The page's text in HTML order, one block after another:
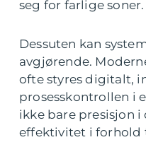
seg for farlige soner.
Dessuten kan
avgjørende.
ofte styres digitalt,
prosesskontrollen i
ikke bare presisjon i
effektivitet i forhold